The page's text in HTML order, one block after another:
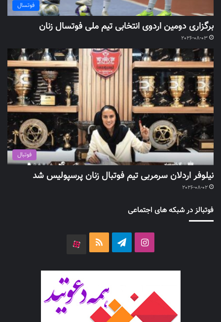
فوتسال
برگزاری دومین اردوی انتخابی تیم ملی فوتسال زنان
2026-08-03
فوتبال
نیلوفر اردلان سرمربی تیم فوتبال زنان پرسپولیس شد
2026-08-02
فوتبالز در شبکه های اجتماعی
اینستاگرامتلگرام خوراک